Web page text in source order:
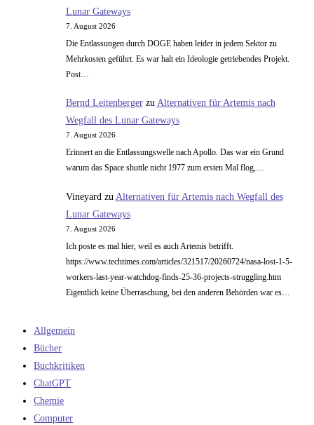
Lunar Gateways
7. August 2026
Die Entlassungen durch DOGE haben leider in jedem Sektor zu
Mehrkosten geführt. Es war halt ein Ideologie getriebendes Projekt.
Post…
Bernd Leitenbergerzu Alternativen für Artemis nach
Wegfall des Lunar Gateways
7. August 2026
Erinnert an die Entlassungswelle nach Apollo. Das war ein Grund
warum das Space shuttle nicht 1977 zum ersten Mal flog,…
Vineyard zu Alternativen für Artemis nach Wegfall des
Lunar Gateways
7. August 2026
Ich poste es mal hier, weil es auch Artemis betrifft.
https://www.techtimes.com/articles/321517/20260724/nasa-lost-1-5-
workers-last-year-watchdog-finds-25-36-projects-struggling.htm
Eigentlich keine Überraschung, bei den anderen Behörden war es…
Allgemein
Bücher
Buchkritiken
ChatGPT
Chemie
Computer